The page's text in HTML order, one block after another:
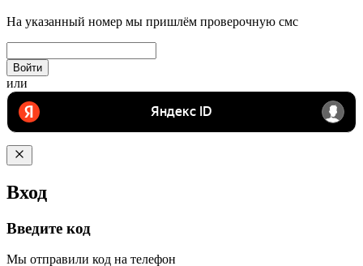
На указанный номер мы пришлём проверочную смс
Войти
или
Вход
Введите код
Мы отправили код на телефон